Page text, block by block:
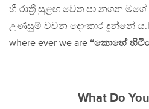
හී රාත්‍රී සුළඟ වෙත පා නගන
උණසුම් වචන දොංකාර දුන්නේ
where ever we are “කොහේ
What Do